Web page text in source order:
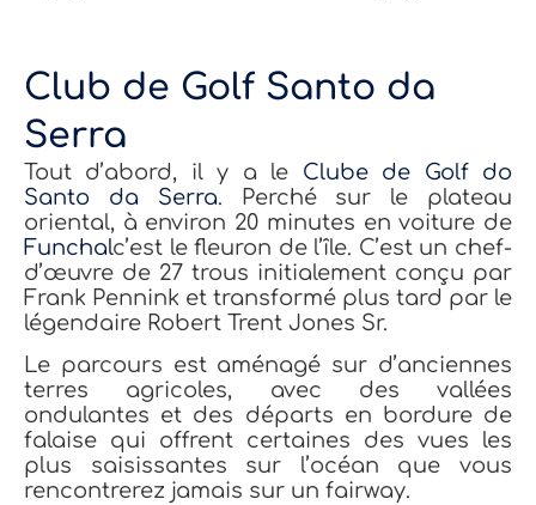
Club de Golf Santo da
Serra
Tout d’abord, il y a le Clube de Golf do
Santo da Serra. Perché sur le plateau
oriental, à environ 20 minutes en voiture de
Funchalc’est le fleuron de l’île. C’est un chef-
d’œuvre de 27 trous initialement conçu par
Frank Pennink et transformé plus tard par le
légendaire Robert Trent Jones Sr.
Le parcours est aménagé sur d’anciennes
terres agricoles, avec des vallées
ondulantes et des départs en bordure de
falaise qui offrent certaines des vues les
plus saisissantes sur l’océan que vous
rencontrerez jamais sur un fairway.